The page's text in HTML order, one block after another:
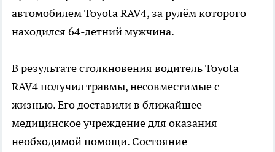
автомобилем Toyota RAV4, за рулём которого
находился 64-летний мужчина.
В результате столкновения водитель Toyota
RAV4 получил травмы, несовместимые с
жизнью. Его доставили в ближайшее
медицинское учреждение для оказания
необходимой помощи. Состояние